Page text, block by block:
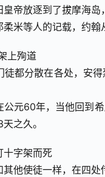
帝放逐到了拔摩海岛
米等人的记载，约
上殉道
都分散在各处，安
元60年，当他回到
之久。
十字架而死
他使徒一样，在四处